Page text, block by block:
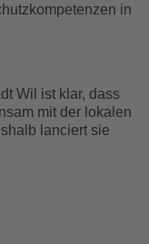
in
Wil ist klar, dass
mit der lokalen
lanciert sie